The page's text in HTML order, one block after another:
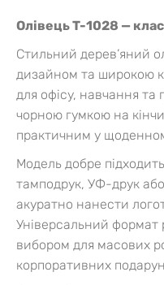
Олівець T-1028 —
Стильний дерев’яний
дизайном та широкою
для офісу, навчання
чорною гумкою на
практичним у
Модель добре
тамподрук, УФ-друк
акуратно нанести
Універсальний формат
вибором для масових
корпоративних